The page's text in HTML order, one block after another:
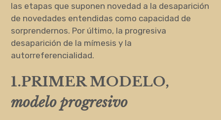
las etapas que suponen novedad a la desaparición
de novedades entendidas como capacidad de
sorprendernos. Por último, la progresiva
desaparición de la mímesis y la
autorreferencialidad.
1.PRIMER MODELO,
modelo progresivo